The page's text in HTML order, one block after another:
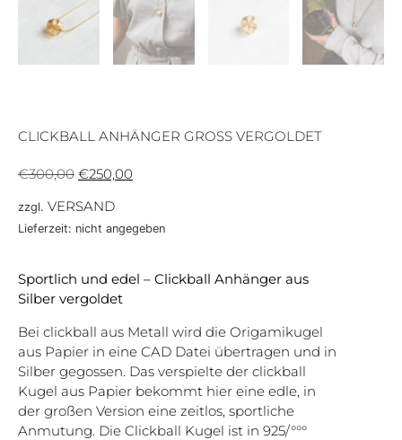
CLICKBALL ANHÄNGER GROSS VERGOLDET
€300,00 €250,00
zzgl. VERSAND
Lieferzeit: nicht angegeben
Sportlich und edel – Clickball Anhänger aus
Silber vergoldet
Bei clickball aus Metall wird die Origamikugel
aus Papier in eine CAD Datei übertragen und in
Silber gegossen. Das verspielte der clickball
Kugel aus Papier bekommt hier eine edle, in
der großen Version eine zeitlos, sportliche
Anmutung. Die Clickball Kugel ist in 925/°°°